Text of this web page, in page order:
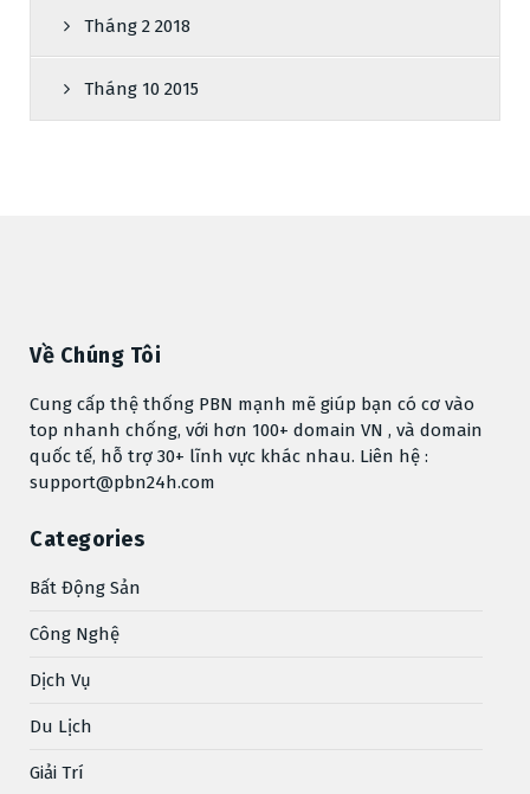
Tháng 2 2018
Tháng 10 2015
Về Chúng Tôi
Cung cấp thệ thống PBN mạnh mẽ giúp bạn có cơ vào
top nhanh chống, với hơn 100+ domain VN , và domain
quốc tế, hỗ trợ 30+ lĩnh vực khác nhau. Liên hệ :
support@pbn24h.com
Categories
Bất Động Sản
Công Nghệ
Dịch Vụ
Du Lịch
Giải Trí